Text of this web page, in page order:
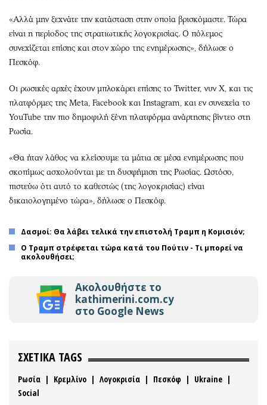
«Αλλά μην ξεχνάτε την κατάσταση στην οποία βρισκόμαστε. Τώρα
είναι η περίοδος της στρατιωτικής λογοκρισίας. Ο πόλεμος
συνεχίζεται επίσης και στον χώρο της ενημέρωσης», δήλωσε ο
Πεσκόφ.
Οι ρωσικές αρχές έχουν μπλοκάρει επίσης το Twitter, νυν X, και τις
πλατφόρμες της Meta, Facebook και Instagram, και εν συνεχεία το
YouTube την πιο δημοφιλή ξένη πλατφόρμα ανάρτησης βίντεο στη
Ρωσία.
«Θα ήταν λάθος να κλείσουμε τα μάτια σε μέσα ενημέρωσης που
σκοπίμως ασχολούνται με τη δυσφήμιση της Ρωσίας. Ωστόσο,
πιστεύω ότι αυτό το καθεστώς (της λογοκρισίας) είναι
δικαιολογημένο τώρα», δήλωσε ο Πεσκόφ.
Δασμοί: Θα λάβει τελικά την επιστολή Τραμπ η Κομισιόν;
O Τραμπ στρέφεται τώρα κατά του Πούτιν - Τι μπορεί να
ακολουθήσει;
Ακολουθήστε το
kathimerini.com.cy
στο Google News
ΣΧΕΤΙΚΑ TAGS
Ρωσία | Κρεμλίνο | Λογοκρισία | Πεσκόφ | Ukraine |
Social